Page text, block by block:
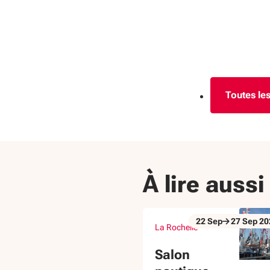
Toutes
À lire aussi
La Rochelle
Salon
évènement
Du 22 Sep au 27 Sep 2026
22 Sep 27 Sep